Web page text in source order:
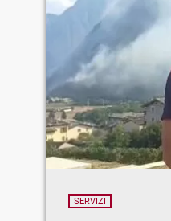
SERVIZI